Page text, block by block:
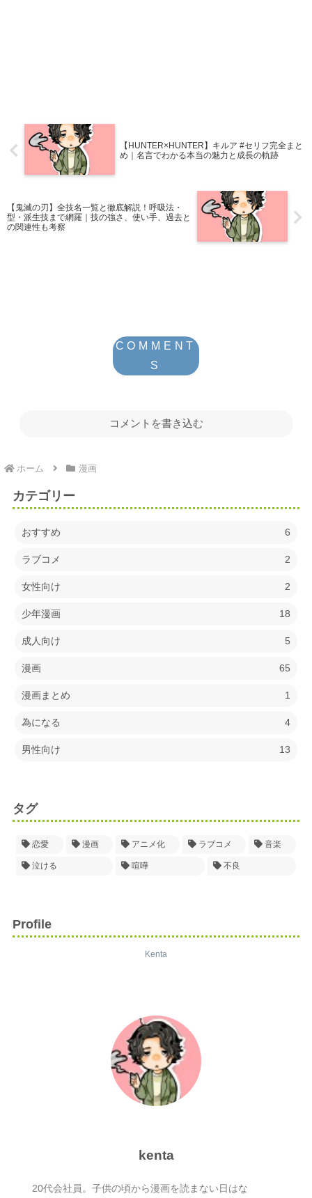
【HUNTER×HUNTER】キルア #セリフ完全まと
め｜名言でわかる本当の魅力と成長の軌跡
【鬼滅の刃】全技名一覧と徹底解説！呼吸法・
型・派生技まで網羅｜技の強さ、使い手、過去と
の関連性も考察
コメントを書き込む
ホーム 漫画
カテゴリー
おすすめ 6
ラブコメ 2
女性向け 2
少年漫画 18
成人向け 5
漫画 65
漫画まとめ 1
為になる 4
男性向け 13
タグ
恋愛 漫画 アニメ化 ラブコメ 音楽
泣ける 喧嘩 不良
Profile
Kenta
kenta
20代会社員。子供の頃から漫画を読まない日はな